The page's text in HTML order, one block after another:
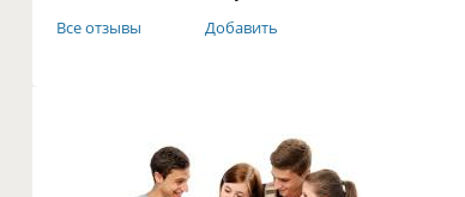
Все отзывы
Добавить